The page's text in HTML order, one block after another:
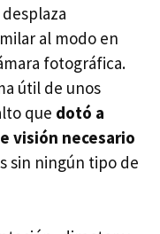
al modo en
fotográfica.
útil de unos
que dotó a
visión necesario
sin ningún tipo de